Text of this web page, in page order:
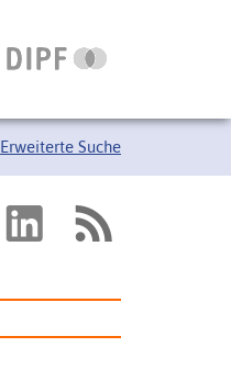
Erweiterte Suche